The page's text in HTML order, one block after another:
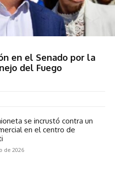
en el Senado por la
del Fuego
se incrustó contra un
en el centro de
de 2026